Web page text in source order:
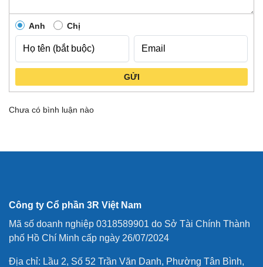
Anh Chị
GỬI
Chưa có bình luận nào
Công ty Cổ phần 3R Việt Nam
Mã số doanh nghiệp 0318589901 do Sở Tài Chính Thành
phố Hồ Chí Minh cấp ngày 26/07/2024
Địa chỉ: Lầu 2, Số 52 Trần Văn Danh, Phường Tân Bình,